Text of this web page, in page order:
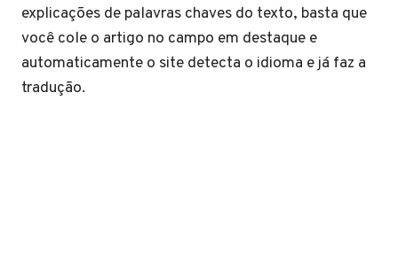
explicações de palavras chaves do texto, basta que
você cole o artigo no campo em destaque e
automaticamente o site detecta o idioma e já faz a
tradução.